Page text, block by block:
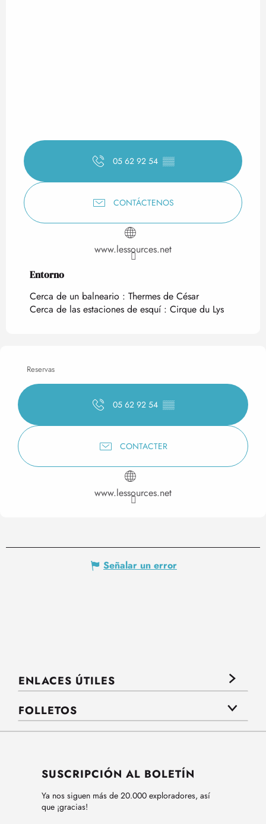
05 62 92 54 ▒▒
CONTÁCTENOS
www.lessources.net
Entorno
Entorno
Cerca de un balneario : Thermes de César
Cerca de las estaciones de esquí : Cirque du Lys
Reservas
05 62 92 54 ▒▒
CONTACTER
www.lessources.net
Señalar un error
ENLACES ÚTILES
FOLLETOS
SUSCRIPCIÓN AL BOLETÍN
Ya nos siguen más de 20.000 exploradores, así
que ¡gracias!